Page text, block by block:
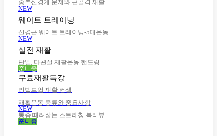
중추신경계 문제와 근골격 재활
NEW
웨이트 트레이닝
신경근 웨이트 트레이닝-5대운동
NEW
실전 재활
단일, 다관절 재활운동 핸드링
준비중
무료재활특강
리빌드업 재활 컨셉
재활운동 종류와 중요사항
NEW
통증 때려잡는 스트레칭 북리뷰
준비중